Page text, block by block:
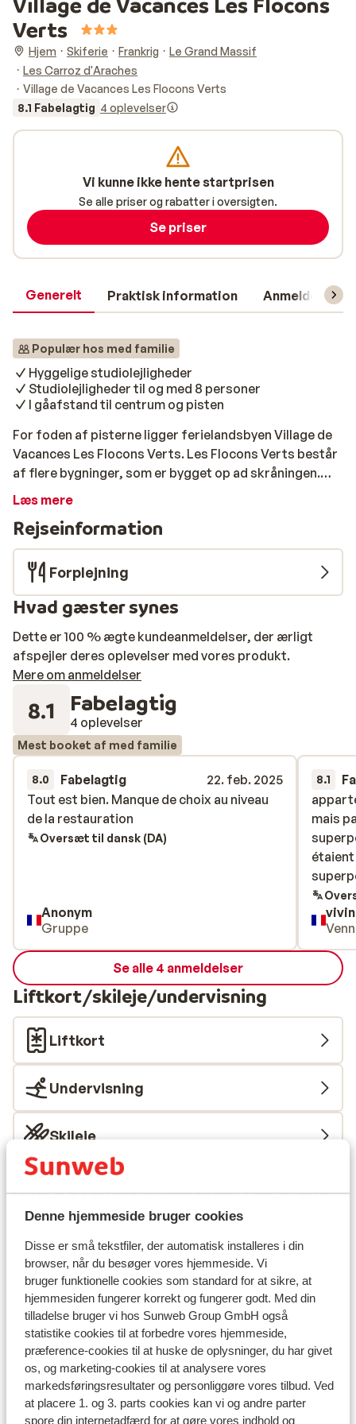
Denne hjemmeside bruger cookies
Disse er små tekstfiler, der automatisk installeres i din
browser, når du besøger vores hjemmeside. Vi
bruger funktionelle cookies som standard for at sikre, at
hjemmesiden fungerer korrekt og fungerer godt. Med din
tilladelse bruger vi hos Sunweb Group GmbH også
statistike cookies til at forbedre vores hjemmeside,
præference-cookies til at huske de oplysninger, du har givet
os, og marketing-cookies til at analysere vores
markedsføringsresultater og personliggøre vores tilbud. Ved
at placere 1. og 3. parts cookies kan vi og andre parter
spore din internetadfærd for at gøre vores indhold og
Verts
Hjem Skiferie Frankrig
Le Grand Massif
Les Carroz d'Araches
Village de Vacances Les Flocons Verts
8.1 Fabelagtig 4 oplevelser
Generelt Praktisk information Anmeldelser
Populær hos med familie
Hyggelige studiolejligheder
Studiolejligheder til og med 8 personer
I gåafstand til centrum og pisten
For foden af pisterne ligger ferielandsbyen Village de
Vacances Les Flocons Verts. Les Flocons Verts består
af flere bygninger, som er bygget op ad skråningen.
Efter en kort gåtur står du i centrum af Les Carroz
og butikker. Studiolejlighederne er hyggeligt indrettet
og velegnede til grupper fra 2 til 8 personer. Inden du
begiver dig ud på pisterne, kan du forkæle dig selv med
en omfattende morgenmad i morgenmadsområdet.
Med halvpensionspakken bliver der sørget godt for dig
more sig i børneklubben og sammen med
underholdningsteamet. I lobbyen kan du via wifi holde
dem derhjemme opdateret om alle dine eventyr i sneen.
Læs mere
Rejseinformation
Forplejning
Hvad gæster synes
Dette er 100 % ægte kundeanmeldelser, der ærligt
afspejler deres oplevelser med vores produkt.
Mere om anmeldelser
8.1 Fabelagtig
4 oplevelser
Mest booket af med familie
8.0 Fabelagtig
22. feb. 2025
Tout est bien. Manque de choix au niveau
de la restauration
Tout est bien. Manque de choix au niveau
de la restauration
Oversæt til dansk (DA)
Anonym
Gruppe
8.1
mais
mais
vivin
Se alle 4 anmeldelser
Liftkort/skileje/undervisning
Liftkort
Undervisning
Skileje
Vi kunne ikke hente startprisen
Se alle priser og rabatter i oversigten.
Se priser
Andre overnatningssteder i Le Grand
Massif
Hotel MGM Les Suites d'Alexane
Hotel MGM Alhena
Résidence MGM Alhena
Résidence MGM Alexane